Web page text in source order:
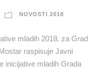
NOVOSTI 2018
mladih 2018. za Grad
raspisuje Javni
inicijative mladih Grada